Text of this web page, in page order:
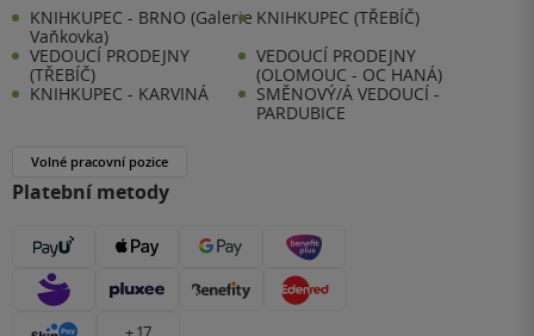
KNIHKUPEC - BRNO (Galerie
Vaňkovka)
KNIHKUPEC (TŘEBÍČ)
VEDOUCÍ PRODEJNY
(TŘEBÍČ)
VEDOUCÍ PRODEJNY
(OLOMOUC - OC HANÁ)
KNIHKUPEC - KARVINÁ
SMĚNOVÝ/Á VEDOUCÍ -
PARDUBICE
Volné pracovní pozice
Platební metody